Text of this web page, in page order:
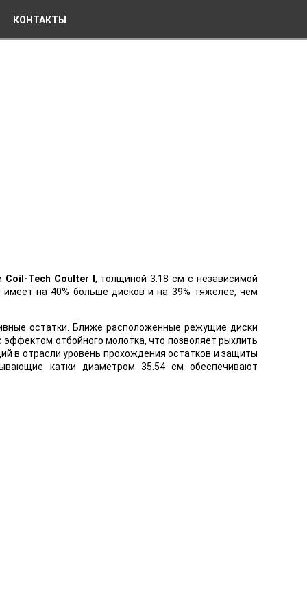
КОНТАКТЫ
Coil-Tech Coulter I , толщиной 3.18 см с независимой
на 40% больше дисков и на 39% тяжелее, чем
остатки. Ближе расположенные режущие диски
отбойного молотка, что позволяет рыхлить
в отрасли уровень прохождения остатков и защиты
катки диаметром 35.54 см обеспечивают